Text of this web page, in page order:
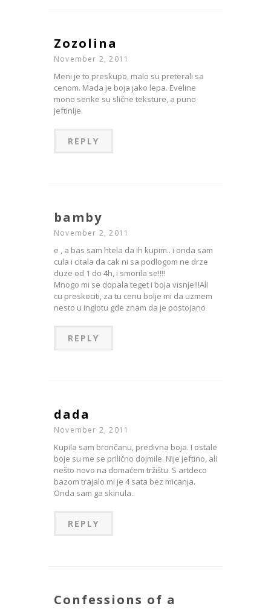
Zozolina
November 2, 2011
Meni je to preskupo, malo su preterali sa
cenom. Mada je boja jako lepa. Eveline
mono senke su slične teksture, a puno
jeftinije.
REPLY
bamby
November 2, 2011
e , a bas sam htela da ih kupim.. i onda sam
cula i citala da cak ni sa podlogom ne drze
duze od 1 do 4h, i smorila se!!!!
Mnogo mi se dopala teget i boja visnje!!!Ali
cu preskociti, za tu cenu bolje mi da uzmem
nesto u inglotu gde znam da je postojano
REPLY
dada
November 2, 2011
Kupila sam brončanu, predivna boja. I ostale
boje su me se prilično dojmile. Nije jeftino, ali
nešto novo na domaćem tržištu. S artdeco
bazom trajalo mi je 4 sata bez micanja.
Onda sam ga skinula..
REPLY
Confessions of a